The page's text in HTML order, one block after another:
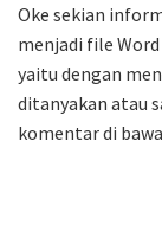
Oke sekian
menjadi file
yaitu dengan
ditanyakan atau
komentar di